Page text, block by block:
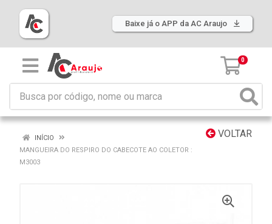
Baixe já o APP da AC Araujo
0
VOLTAR
INÍCIO
MANGUEIRA DO RESPIRO DO CABECOTE AO COLETOR :
M3003